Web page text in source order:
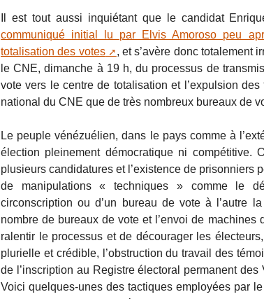
Il est tout aussi inquiétant que le candidat
communiqué initial lu par Elvis Amoroso peu
totalisation des votes
, et s’avère donc totalement
le CNE, dimanche à 19 h, du processus de
vote vers le centre de totalisation et l’expulsion
national du CNE que de très nombreux bureaux de
Le peuple vénézuélien, dans le pays comme à
élection pleinement démocratique ni compétitive.
plusieurs candidatures et l’existence de prisonniers
de manipulations « techniques » comme le
circonscription ou d’un bureau de vote à l’autre
nombre de bureaux de vote et l’envoi de
ralentir le processus et de décourager les
plurielle et crédible, l’obstruction du travail des
de l’inscription au Registre électoral permanent
Voici quelques-unes des tactiques employées par